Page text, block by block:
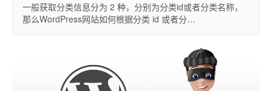
一般获取分类信息分为 2 种，分别为分类id或者分类名称，
那么WordPress网站如何根据分类 id 或者分…